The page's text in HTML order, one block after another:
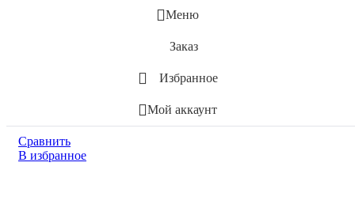
Меню
Заказ
Избранное
Мой аккаунт
Сравнить
В избранное